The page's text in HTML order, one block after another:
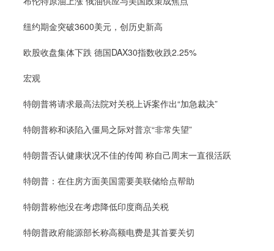
纽约期金突破3600美元，创历史新高
欧股收盘集体下跌 德国DAX30指数收跌2.25%
宏观
特朗普将请求最高法院对关税上诉案作出“加急裁决”
特朗普称和谈陷入僵局之际对普京“非常失望”
特朗普否认健康状况不佳的传闻 称自己周末一直很活跃
特朗普：在住房方面美国需要美联储给点帮助
特朗普称他没在考虑降低印度商品关税
特朗普政府能源部长称高额电费是其首要关切